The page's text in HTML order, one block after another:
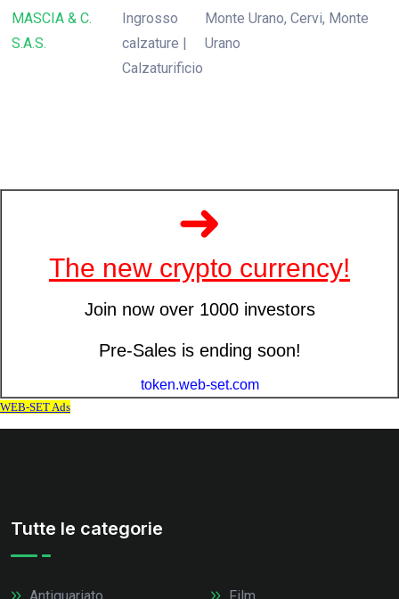
MASCIA & C.
S.A.S.
Ingrosso
calzature |
Calzaturificio
Monte Urano, Cervi, Monte
Urano
Tutte le categorie